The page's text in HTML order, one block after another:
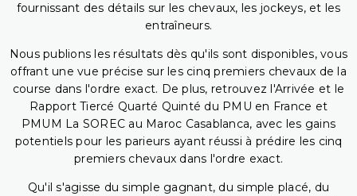
fournissant des détails sur les chevaux, les jockeys, et les
entraîneurs.
Nous publions les résultats dès qu'ils sont disponibles, vous
offrant une vue précise sur les cinq premiers chevaux de la
course dans l'ordre exact. De plus, retrouvez l'Arrivée et le
Rapport Tiercé Quarté Quinté du PMU en France et
PMUM La SOREC au Maroc Casablanca, avec les gains
potentiels pour les parieurs ayant réussi à prédire les cinq
premiers chevaux dans l'ordre exact.
Qu'il s'agisse du simple gagnant, du simple placé, du